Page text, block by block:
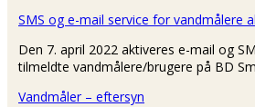
SMS og e-mail service for vandmålere
Den 7. april 2022 aktiveres e-mail og
tilmeldte vandmålere/brugere på BD
Vandmåler – eftersyn